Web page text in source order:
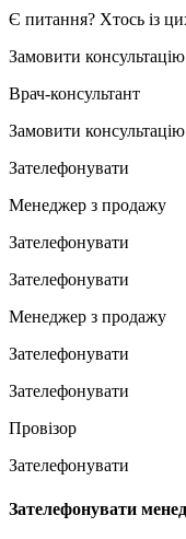
Є питання? Хтось із
Замовити консультацію
Врач-консультант
Замовити консультацію
Зателефонувати
Менеджер з продажу
Зателефонувати
Зателефонувати
Менеджер з продажу
Зателефонувати
Зателефонувати
Провізор
Зателефонувати
Зателефонувати